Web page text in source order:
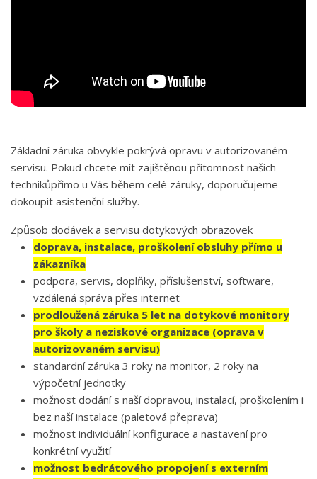
Základní záruka obvykle pokrývá opravu v autorizovaném
servisu. Pokud chcete mít zajištěnou přítomnost našich
technikůpřímo u Vás během celé záruky, doporučujeme
dokoupit asistenční služby.
Způsob dodávek a servisu dotykových obrazovek
doprava, instalace, proškolení obsluhy přímo u
zákazníka
podpora, servis, doplňky, příslušenství, software,
vzdálená správa přes internet
prodloužená záruka 5 let na dotykové monitory
pro školy a neziskové organizace (oprava v
autorizovaném servisu)
standardní záruka 3 roky na monitor, 2 roky na
výpočetní jednotky
možnost dodání s naší dopravou, instalací, proškolením i
bez naší instalace (paletová přeprava)
možnost individuální konfigurace a nastavení pro
konkrétní využití
možnost bedrátového propojení s externím